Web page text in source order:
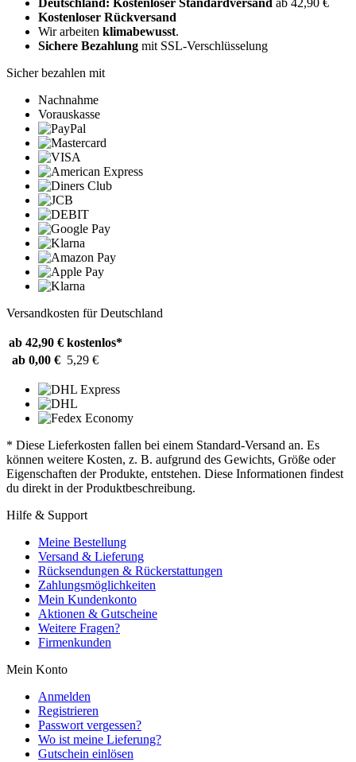
Deutschland: Kostenloser Standardversand ab 42,90 €
Kostenloser Rückversand
Wir arbeiten klimabewusst.
Sichere Bezahlung mit SSL-Verschlüsselung
Sicher bezahlen mit
Nachnahme
Vorauskasse
Versandkosten für Deutschland
ab 42,90 € kostenlos*
ab 0,00 € 5,29 €
* Diese Lieferkosten fallen bei einem Standard-Versand an. Es
können weitere Kosten, z. B. aufgrund des Gewichts, Größe oder
Eigenschaften der Produkte, entstehen. Diese Informationen findest
du direkt in der Produktbeschreibung.
Hilfe & Support
Meine Bestellung
Versand & Lieferung
Rücksendungen & Rückerstattungen
Zahlungsmöglichkeiten
Mein Kundenkonto
Aktionen & Gutscheine
Weitere Fragen?
Firmenkunden
Mein Konto
Anmelden
Registrieren
Passwort vergessen?
Wo ist meine Lieferung?
Gutschein einlösen